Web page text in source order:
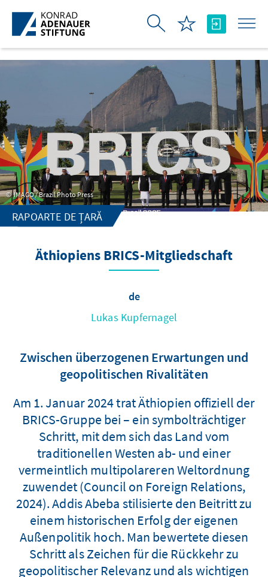
Skip to Main Content
IMAGO / Brazil Photo Press
RAPOARTE DE ȚARĂ
Äthiopiens BRICS-Mitgliedschaft
de
Lukas Kupfernagel
Zwischen überzogenen Erwartungen und
geopolitischen Rivalitäten
Am 1. Januar 2024 trat Äthiopien offiziell der
BRICS-Gruppe bei – ein symbolträchtiger
Schritt, mit dem sich das Land vom
traditionellen Westen ab- und einer
vermeintlich multipolareren Weltordnung
zuwendet (Council on Foreign Relations,
2024). Addis Abeba stilisierte den Beitritt zu
einem historischen Erfolg der eigenen
Außenpolitik hoch. Man bewertete diesen
Schritt als Zeichen für die Rückkehr zu
geopolitischer Relevanz und als wichtigen